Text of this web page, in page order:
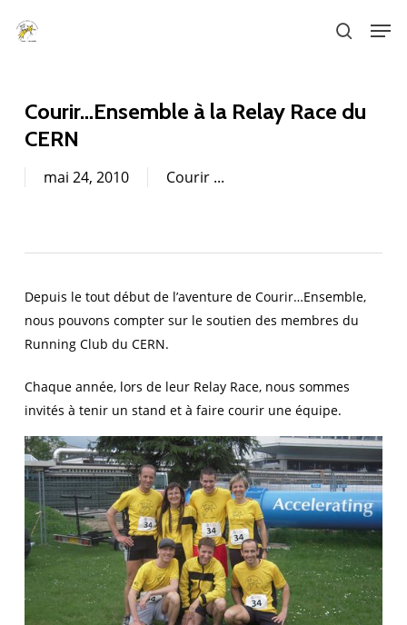
search
Courir…Ensemble à la Relay Race du
CERN
mai 24, 2010 Courir ...
Depuis le tout début de l’aventure de Courir…Ensemble,
nous pouvons compter sur le soutien des membres du
Running Club du CERN.
Chaque année, lors de leur Relay Race, nous sommes
invités à tenir un stand et à faire courir une équipe.